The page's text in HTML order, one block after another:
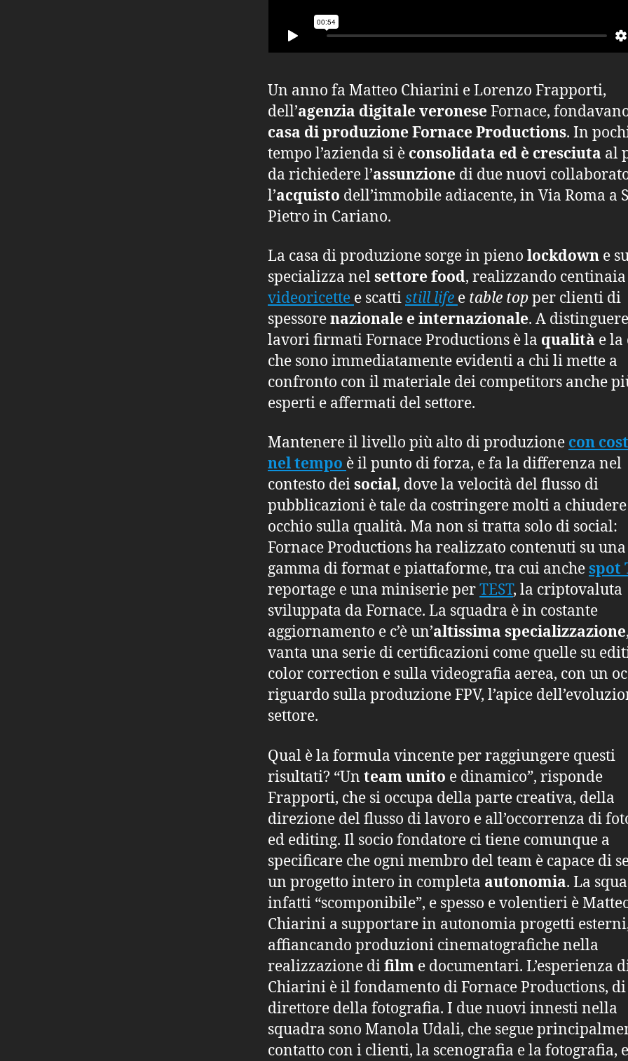
Un anno fa Matteo Chiarini e Lorenzo Frapporti,
dell’agenzia digitale veronese Fornace,
casa di produzione Fornace Productions. In
tempo l’azienda si è consolidata ed è cresciuta al
da richiedere l’assunzione di due nuovi
l’acquisto dell’immobile adiacente, in Via Roma a
Pietro in Cariano.
La casa di produzione sorge in pieno lockdown e
specializza nelsettore food, realizzando
videoricette e scattistill life e table topper clienti di
spessorenazionale e internazionale. A
lavori firmati Fornace Productions è la qualità e la
che sono immediatamente evidenti a chi li mette a
confronto con il materiale dei competitors anche
esperti e affermati del settore.
Mantenere il livello più alto di produzione con
nel tempo è il punto di forza, e fa la differenza nel
contesto deisocial, dove la velocità del flusso di
pubblicazioni è tale da costringere molti a
occhio sulla qualità. Ma non si tratta solo di social:
Fornace Productions ha realizzato contenuti su una
gamma di format e piattaforme, tra cui anchespot
reportage e una miniserie perTEST, la criptovaluta
sviluppata da Fornace. La squadra è in costante
aggiornamento e c’è un’altissima specializzazione
vanta una serie di certificazioni come quelle su
color correction e sulla videografia aerea, con un
riguardo sulla produzione FPV, l’apice
settore.
Qual è la formula vincente per raggiungere questi
risultati? “Un team unito e dinamico”, risponde
Frapporti, che si occupa della parte creativa, della
direzione del flusso di lavoro e all’occorrenza di
ed editing. Il socio fondatore ci tiene comunque a
specificare che ogni membro del team è capace di
un progetto intero in completa autonomia. La
infatti “scomponibile”, e spesso e volentieri è
Chiarini a supportare in autonomia progetti
affiancando produzioni cinematografiche nella
realizzazione difilm e documentari. L’esperienza
Chiarini è il fondamento di Fornace Productions, di
direttore della fotografia. I due nuovi innesti nella
squadra sono Manola Udali, che segue
contatto con i clienti, la scenografia e la fotografia, e